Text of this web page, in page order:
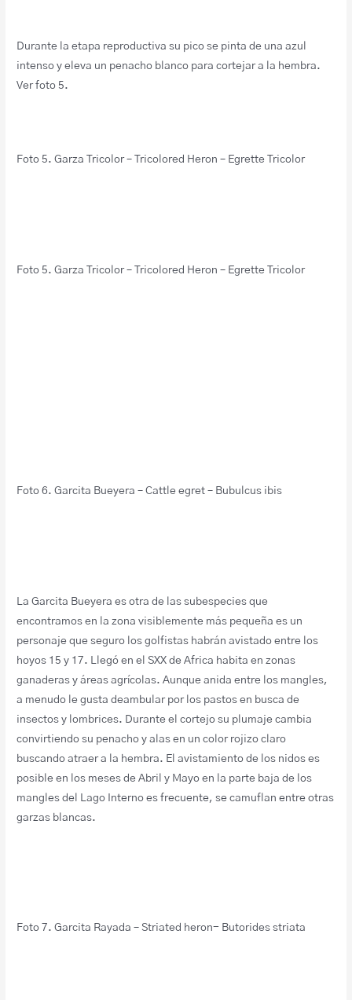
Durante la etapa reproductiva su pico se pinta de una azul
intenso y eleva un penacho blanco para cortejar a la hembra.
Ver foto 5.
Foto 5. Garza Tricolor – Tricolored Heron – Egrette Tricolor
Foto 5. Garza Tricolor – Tricolored Heron – Egrette Tricolor
Foto 6. Garcita Bueyera – Cattle egret – Bubulcus ibis
La Garcita Bueyera es otra de las subespecies que
encontramos en la zona visiblemente más pequeña es un
personaje que seguro los golfistas habrán avistado entre los
hoyos 15 y 17. Llegó en el SXX de Africa habita en zonas
ganaderas y áreas agrícolas. Aunque anida entre los mangles,
a menudo le gusta deambular por los pastos en busca de
insectos y lombrices. Durante el cortejo su plumaje cambia
convirtiendo su penacho y alas en un color rojizo claro
buscando atraer a la hembra. El avistamiento de los nidos es
posible en los meses de Abril y Mayo en la parte baja de los
mangles del Lago Interno es frecuente, se camuflan entre otras
garzas blancas.
Foto 7. Garcita Rayada – Striated heron- Butorides striata